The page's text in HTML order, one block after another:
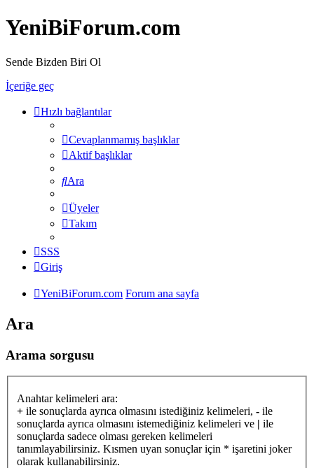
YeniBiForum.com
Sende Bizden Biri Ol
İçeriğe geç
Hızlı bağlantılar
Cevaplanmamış başlıklar
Aktif başlıklar
Ara
Üyeler
Takım
SSS
Giriş
YeniBiForum.com Forum ana sayfa
Ara
Arama sorgusu
Anahtar kelimeleri ara:
+ ile sonuçlarda ayrıca olmasını istediğiniz kelimeleri, - ile
sonuçlarda ayrıca olmasını istemediğiniz kelimeleri ve | ile
sonuçlarda sadece olması gereken kelimeleri
tanımlayabilirsiniz. Kısmen uyan sonuçlar için * işaretini joker
olarak kullanabilirsiniz.